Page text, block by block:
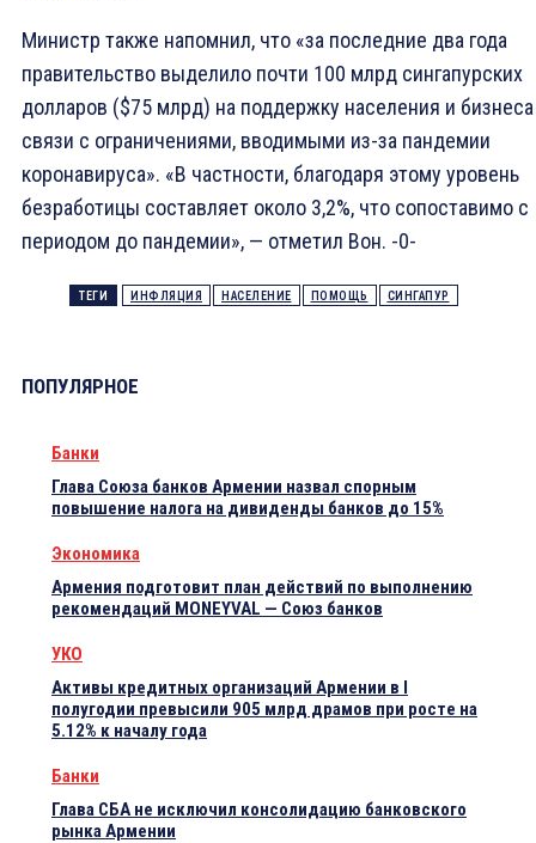
Министр также напомнил, что «за последние два года
правительство выделило почти 100 млрд сингапурских
долларов ($75 млрд) на поддержку населения и
связи с ограничениями, вводимыми из-за пандемии
коронавируса». «В частности, благодаря этому уровень
безработицы составляет около 3,2%, что сопоставимо с
периодом до пандемии», — отметил Вон. -0-
ТЕГИ ИНФЛЯЦИЯ НАСЕЛЕНИЕ ПОМОЩЬ СИНГАПУР
ПОПУЛЯРНОЕ
Банки
Глава Союза банков Армении назвал спорным
повышение налога на дивиденды банков до 15%
Экономика
Армения подготовит план действий по выполнению
рекомендаций MONEYVAL — Союз банков
УКО
Активы кредитных организаций Армении в I
полугодии превысили 905 млрд драмов при росте на
5.12% к началу года
Банки
Глава СБА не исключил консолидацию банковского
рынка Армении